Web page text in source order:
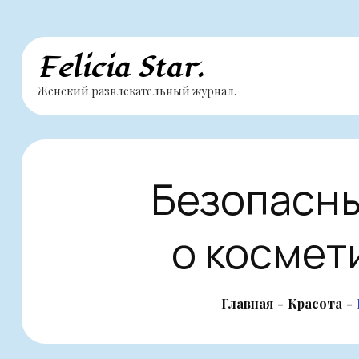
Перейти
содержимому
Felicia Star.
Женский развлекательный журнал.
о
Главная Красота